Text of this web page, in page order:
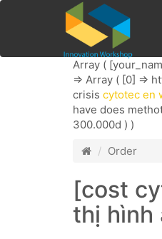
Array (
=> Array ( [0] =>
crisis cytotec en
have does
300.000d ) )
Order
[cost
thị hình